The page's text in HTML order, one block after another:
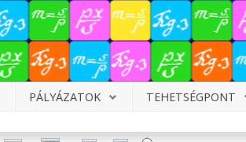
PÁLYÁZATOK TEHETSÉGPONT